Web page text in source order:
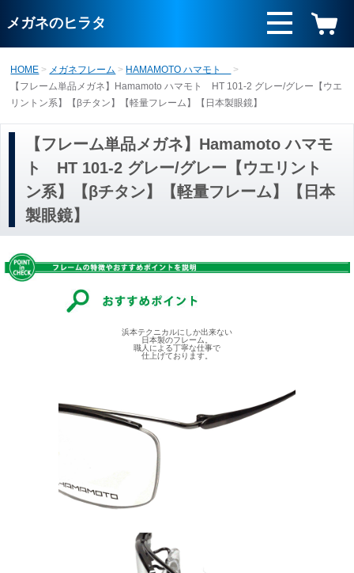
メガネのヒラタ
HOME メガネフレーム
HAMAMOTO ハマモト
【フレーム単品メガネ】Hamamoto ハマモト HT 101-2 グレー/グレー【ウエ
リントン系】【βチタン】【軽量フレーム】【日本製眼鏡】
【フレーム単品メガネ】Hamamoto ハマモ
ト HT 101-2 グレー/グレー【ウエリント
ン系】【βチタン】【軽量フレーム】【日本
製眼鏡】
浜本テクニカルにしか出来ない
日本製のフレーム。
職人による丁寧な仕事で
仕上げております。